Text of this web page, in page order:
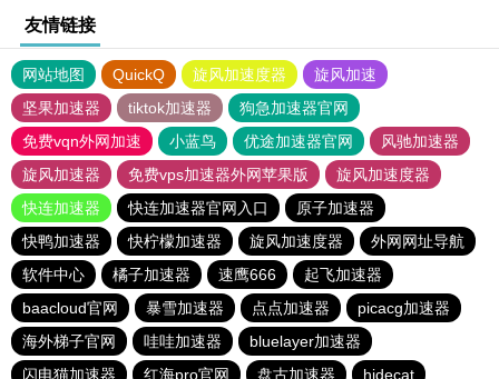
友情链接
网站地图 QuickQ 旋风加速度器
旋风加速
坚果加速器
tiktok加速器
狗急加速器官网
免费vqn外网加速
小蓝鸟 优途加速器官网
风驰加速器
旋风加速器
免费vps加速器外网苹果版
旋风加速度器
快连加速器
快连加速器官网入口
原子加速器
快鸭加速器
快柠檬加速器 旋风加速度器
外网网址导航
软件中心
橘子加速器 速鹰666
起飞加速器
baacloud官网
暴雪加速器 点点加速器
picacg加速器
海外梯子官网
哇哇加速器
bluelayer加速器
闪电猫加速器
红海pro官网 盘古加速器 hidecat